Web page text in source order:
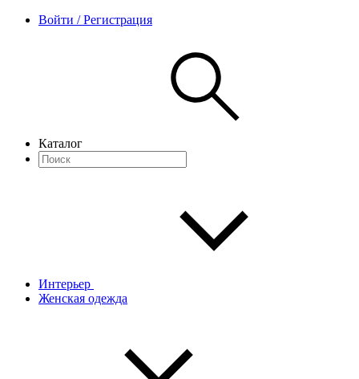
Войти / Регистрация
Каталог
Интерьер
Женская одежда